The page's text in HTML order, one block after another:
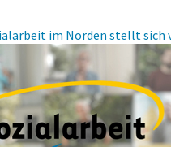
im Norden stellt sich